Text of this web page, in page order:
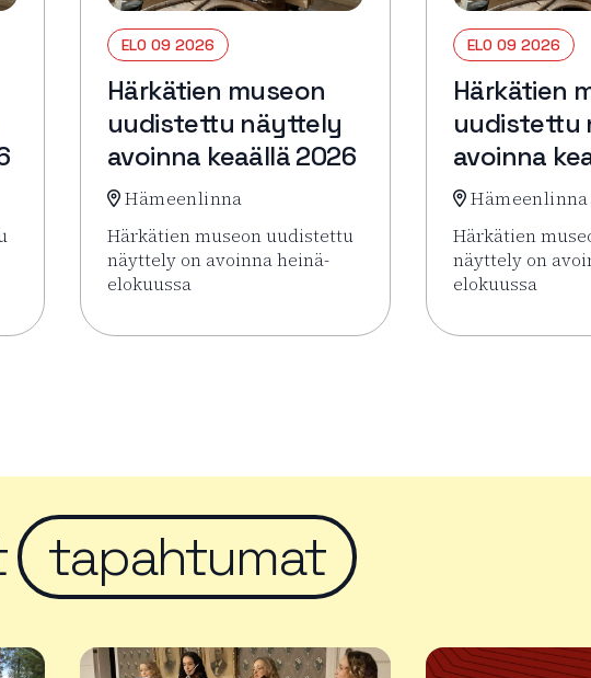
museon uudistettu näyttely avoinna keaällä 2026
ELO 09 2026
Härkätien museon
uudistettu näyttely
avoinna keaällä 2026
Hämeenlinna
Härkätien museon uudistettu
näyttely on avoinna heinä-
elokuussa
Lue lisää tapahtumasta Härkätien museon uudistettu
ELO 09 2026
Härkätien
uudistettu
avoinna
Hämeenlinna
Härkätien
näyttely on
elokuussa
Lue lisää
tapahtumat